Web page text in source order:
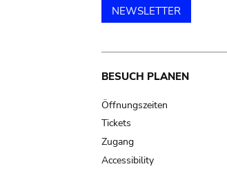
NEWSLETTER
Main
navigation
BESUCH PLANEN
Öffnungszeiten
Tickets
Zugang
Accessibility